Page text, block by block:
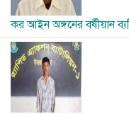
কর আইন অঙ্গনের বর্ষীয়ান
Image